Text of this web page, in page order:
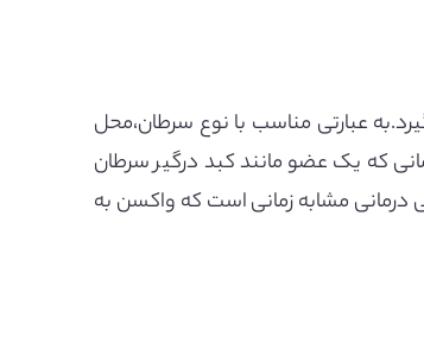
عبارتی مناسب با نوع سرطان،محل
که یک عضو مانند کبد درگیر سرطان
مشابه زمانی است که واکسن به